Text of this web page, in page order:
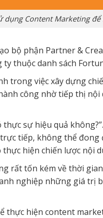
dụng Content Marketing
bộ phận Partner &
thuộc danh sách
trong việc xây dựng
công nhờ tiếp thị
sự hiệu quả
tiếp, không thể
hiện chiến lược nội
rất tốn kém về thời
nghiệp những giá trị
thực hiện content